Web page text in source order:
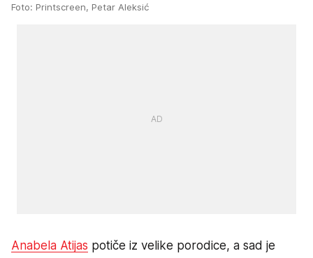
Foto: Printscreen, Petar Aleksić
Anabela Atijas potiče iz velike porodice, a sad je